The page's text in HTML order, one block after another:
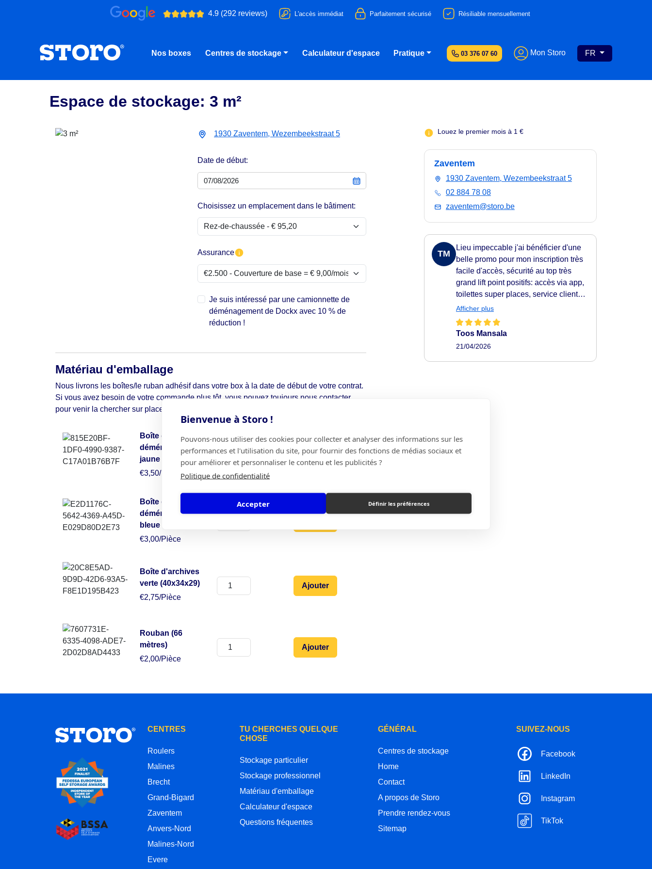
Bienvenue à Storo !
Pouvons-nous utiliser des cookies pour collecter et analyser des informations sur les
performances et l'utilisation du site, pour fournir des fonctions de médias sociaux et
pour améliorer et personnaliser le contenu et les publicités ?
Politique de confidentialité
Accepter Définir les préférences
4.9 (292 reviews) L'accès immédiat Parfaitement sécurisé Résiliable mensuellement
03 376 07 60 Mon Storo FR
Nos boxes Centres de stockage Calculateur d'espace Pratique
Espace de stockage: 3 m²
1930 Zaventem, Wezembeekstraat 5
Date de début:
Choisissez un emplacement dans le bâtiment:
Assurance
Je suis intéressé par une camionnette de
déménagement de Dockx avec 10 % de
réduction !
Matériau d'emballage
Nous livrons les boîtes/le ruban adhésif dans votre box à la date de début de votre contrat.
Si vous avez besoin de votre commande plus tôt, vous pouvez toujours nous contacter
pour venir la chercher sur place.
Boîte de
déménagement
jaune (50x50x30)
€3,50/Pièce
Ajouter
Boîte de
déménagement
bleue (49x34x38)
€3,00/Pièce
Boîte d'archives
verte (40x34x29)
€2,75/Pièce
Ajouter
Rouban (66
mètres)
€2,00/Pièce
Ajouter
Louez le premier mois à 1 €
Zaventem
1930 Zaventem, Wezembeekstraat 5
02 884 78 08
zaventem@storo.be
TM
Lieu impeccable j'ai bénéficier d'une
belle promo pour mon inscription très
facile d'accès, sécurité au top très
grand lift point positifs: accès via app,
toilettes super places, service client
disponible à la seconde. Je
recommande à 100%
Afficher plus
Toos Mansala
21/04/2026
CENTRES
Roulers
Malines
Brecht
Grand-Bigard
Zaventem
Anvers-Nord
Malines-Nord
Evere
TU CHERCHES QUELQUE
CHOSE
Stockage particulier
Stockage professionnel
Matériau d'emballage
Calculateur d'espace
Questions fréquentes
GÉNÉRAL
Centres de stockage
Home
Contact
A propos de Storo
Prendre rendez-vous
Sitemap
SUIVEZ-NOUS
Facebook
LinkedIn
Instagram
TikTok